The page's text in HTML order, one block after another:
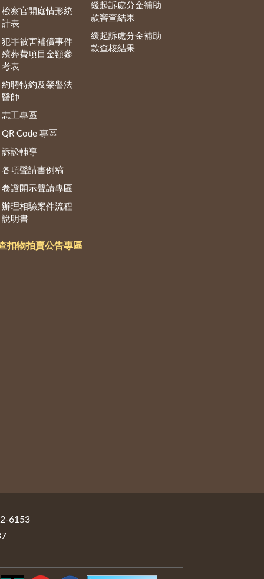
檢察官開庭情形統
計表
犯罪被害補償事件
殯葬費項目金額參
考表
約聘特約及榮譽法
醫師
志工專區
QR Code 專區
訴訟輔導
各項聲請書例稿
卷證開示聲請專區
辦理相驗案件流程
說明書
緩起訴處分金補助
款審查結果
緩起訴處分金補助
款查核結果
扣物拍賣公告專區
6153